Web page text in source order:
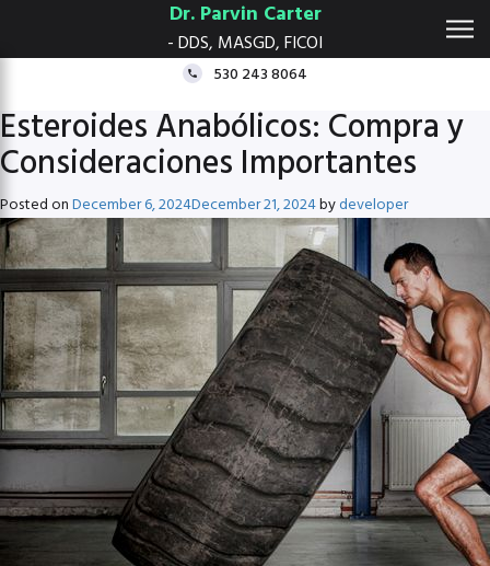
Dr. Parvin Carter
- DDS, MASGD, FICOI
530 243 8064
Esteroides Anabólicos: Compra y
Consideraciones Importantes
Posted onDecember 6, 2024December 21, 2024bydeveloper